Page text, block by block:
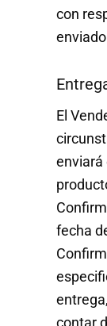
con
El
enviará
fecha
contar